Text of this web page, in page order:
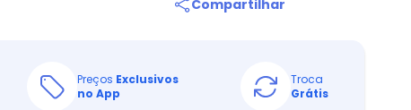
Compartilhar
Preços Exclusivos
no App
Troca
Grátis